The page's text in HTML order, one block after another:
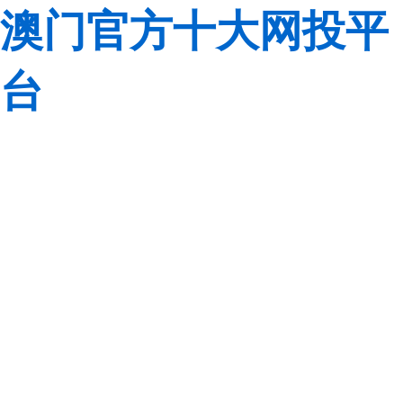
澳门官方十大网投平
台